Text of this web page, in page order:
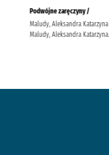
Podwójne zaręczyny /
Maludy, Aleksandra Katarzyna
Maludy, Aleksandra Katarzyna.